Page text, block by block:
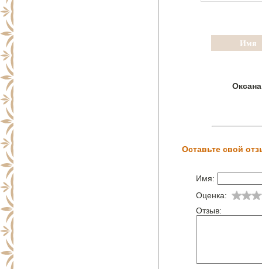
Имя
Оксана
Оставьте свой
Имя:
Оценка:
Отзыв: